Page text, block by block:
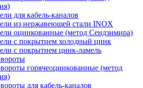
для кабель-каналов
из нержавеющей стали INOX
оцинкованные (метод Сендзимира)
с покрытием холодный цинк
с покрытием цинк-ламель
горячеоцинкованные (метод
для кабель-каналов